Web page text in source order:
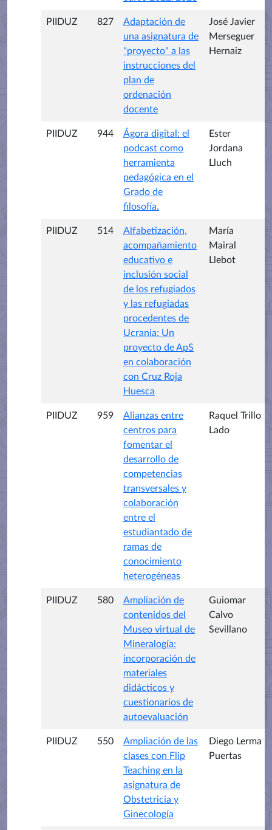
PIIDUZ 827
Adaptación de
una asignatura de
"proyecto" a las
instrucciones del
plan de
ordenación
docente
José Javier
Merseguer
Hernaiz
PIIDUZ 944
Ágora digital: el
podcast como
herramienta
pedagógica en el
Grado de
filosofía.
Ester
Jordana
Lluch
PIIDUZ 514
Alfabetización,
acompañamiento
educativo e
inclusión social
de los refugiados
y las refugiadas
procedentes de
Ucrania: Un
proyecto de ApS
en colaboración
con Cruz Roja
Huesca
María
Mairal
Llebot
PIIDUZ 959
Alianzas entre
centros para
fomentar el
desarrollo de
competencias
transversales y
colaboración
entre el
estudiantado de
ramas de
conocimiento
heterogéneas
Raquel Trillo
Lado
PIIDUZ 580
Ampliación de
contenidos del
Museo virtual de
Mineralogía:
incorporación de
materiales
didácticos y
cuestionarios de
autoevaluación
Guiomar
Calvo
Sevillano
PIIDUZ 550
Ampliación de las
clases con Flip
Teaching en la
asignatura de
Obstetricia y
Ginecología
Diego Lerma
Puertas